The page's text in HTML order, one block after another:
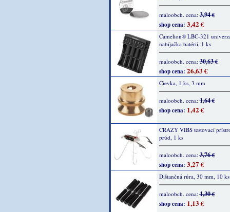
maloobch. cena:3,94 €
shop cena: 3,42 €
Camelion® LBC-321
nabíjačka batérií, 1 ks
maloobch. cena:30,63 €
shop cena: 26,63 €
Cievka, 1 ks, 3 mm
maloobch. cena:1,64 €
shop cena: 1,42 €
CRAZY VIBS testovací
prúd, 1 ks
maloobch. cena:3,76 €
shop cena: 3,27 €
Dištančná rúra, 30 mm, 10 ks
maloobch. cena:1,30 €
shop cena: 1,13 €